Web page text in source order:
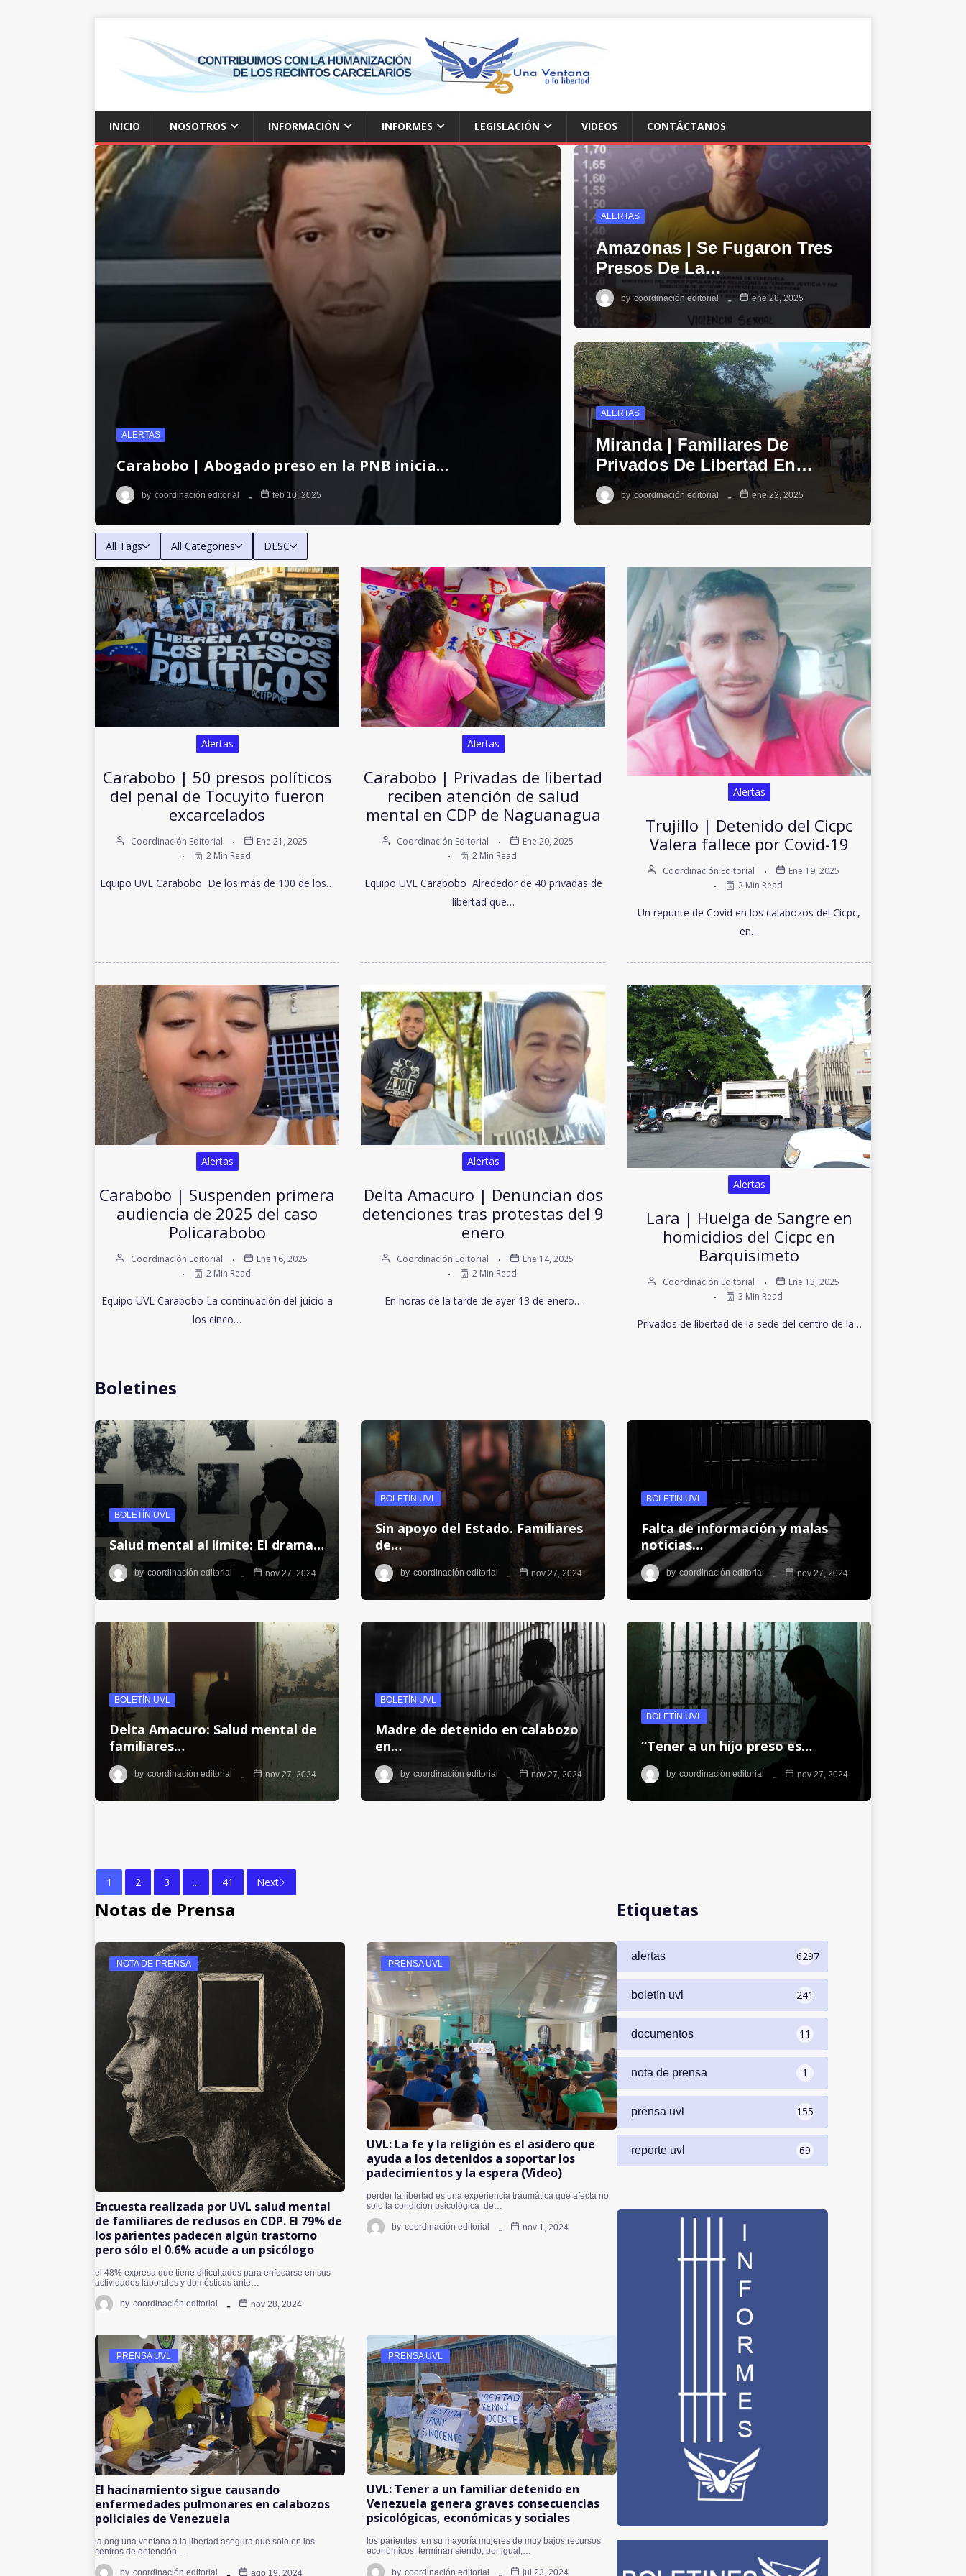
INICIO NOSOTROS INFORMACIÓN INFORMES LEGISLACIÓN VIDEOS CONTÁCTANOS
ALERTAS
Carabobo | Abogado preso en la PNB inicia…
by coordinación editorial feb 10, 2025
ALERTAS
Amazonas | Se Fugaron Tres
Presos De La…
by coordinación editorial ene 28, 2025
ALERTAS
Miranda | Familiares De
Privados De Libertad En…
by coordinación editorial ene 22, 2025
All Tags All Categories DESC
Alertas
Carabobo | 50 presos políticos
del penal de Tocuyito fueron
excarcelados
Coordinación Editorial
Ene 21, 2025
2 Min Read
Equipo UVL Carabobo De los más de 100 de los…
Alertas
Carabobo | Privadas de libertad
reciben atención de salud
mental en CDP de Naguanagua
Coordinación Editorial
Ene 20, 2025
2 Min Read
Equipo UVL Carabobo Alrededor de 40 privadas de
libertad que…
Alertas
Trujillo | Detenido del Cicpc
Valera fallece por Covid-19
Coordinación Editorial
Ene 19, 2025
2 Min Read
Un repunte de Covid en los calabozos del Cicpc,
en…
Alertas
Carabobo | Suspenden primera
audiencia de 2025 del caso
Policarabobo
Coordinación Editorial
Ene 16, 2025
2 Min Read
Equipo UVL Carabobo La continuación del juicio a
los cinco…
Alertas
Delta Amacuro | Denuncian dos
detenciones tras protestas del 9
enero
Coordinación Editorial
Ene 14, 2025
2 Min Read
En horas de la tarde de ayer 13 de enero…
Alertas
Lara | Huelga de Sangre en
homicidios del Cicpc en
Barquisimeto
Coordinación Editorial
Ene 13, 2025
3 Min Read
Privados de libertad de la sede del centro de la…
Boletines
BOLETÍN UVL
Salud mental al límite: El drama…
by coordinación editorial nov 27, 2024
BOLETÍN UVL
Sin apoyo del Estado. Familiares
de…
by coordinación editorial nov 27, 2024
BOLETÍN UVL
Falta de información y malas
noticias…
by coordinación editorial nov 27, 2024
BOLETÍN UVL
Delta Amacuro: Salud mental de
familiares…
by coordinación editorial nov 27, 2024
BOLETÍN UVL
Madre de detenido en calabozo
en…
by coordinación editorial nov 27, 2024
BOLETÍN UVL
“Tener a un hijo preso es…
by coordinación editorial nov 27, 2024
1 2 3 ... 41 Next
Notas de Prensa
NOTA DE PRENSA
Encuesta realizada por UVL salud mental
de familiares de reclusos en CDP. El 79% de
los parientes padecen algún trastorno
pero sólo el 0.6% acude a un psicólogo
el 48% expresa que tiene dificultades para enfocarse en sus
actividades laborales y domésticas ante…
by coordinación editorial nov 28, 2024
PRENSA UVL
UVL: La fe y la religión es el asidero que
ayuda a los detenidos a soportar los
padecimientos y la espera (Video)
perder la libertad es una experiencia traumática que afecta no
solo la condición psicológica de…
by coordinación editorial nov 1, 2024
PRENSA UVL
El hacinamiento sigue causando
enfermedades pulmonares en calabozos
policiales de Venezuela
la ong una ventana a la libertad asegura que solo en los
centros de detención…
by coordinación editorial ago 19, 2024
PRENSA UVL
UVL: Tener a un familiar detenido en
Venezuela genera graves consecuencias
psicológicas, económicas y sociales
los parientes, en su mayoría mujeres de muy bajos recursos
económicos, terminan siendo, por igual,…
by coordinación editorial jul 23, 2024
Etiquetas
alertas 6297
boletín uvl 241
documentos 11
nota de prensa 1
prensa uvl 155
reporte uvl 69